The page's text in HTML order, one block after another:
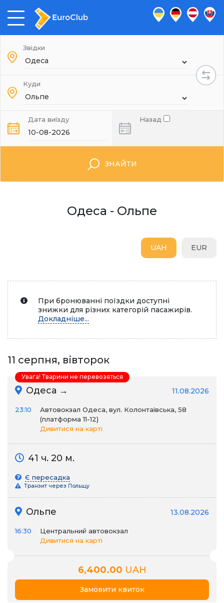
Звідки
Куди
Дата виїзду Назад
ЗНАЙТИ
Одеса - Ольпе
EUR
UAH
При бронюванні поїздки доступні
знижки для різних категорій пасажирів.
Докладніше...
11 серпня, вівторок
Одеса → 11.08.2026
23:10
Автовокзал Одеса, вул. Колонтаївська, 58
(платформа 11-12)
Дивитися на карті
41 ч. 20 м.
Є пересадка
Транзит через Польщу
Ольпе 13.08.2026
16:30
Центральний автовокзал
Дивитися на карті
6,400.00 UAH
Замовити квиток
Увага! Тварини не перевозяться